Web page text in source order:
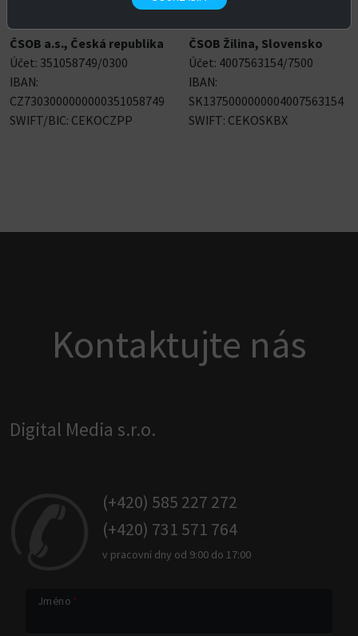
ČSOB a.s., Česká republika
Účet: 351058749/0300
IBAN:
CZ7303000000000351058749
SWIFT/BIC: CEKOCZPP
EUR platby Slovensko
ČSOB Žilina, Slovensko
Účet: 4007563154/7500
IBAN:
SK1375000000004007563154
SWIFT: CEKOSKBX
Kontaktujte nás
Digital Media s.r.o.
(+420) 585 227 272
(+420) 731 571 764
v pracovní dny od 9:00 do 17:00
Jméno *